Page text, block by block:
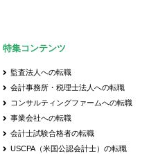
特集コンテンツ
監査法人への転職
会計事務所・税理士法人への転職
コンサルティングファームへの転職
事業会社への転職
会計士試験合格者の転職
USCPA（米国公認会計士）の転職